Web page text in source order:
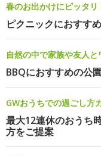
春のお出かけにピッタリ
ピクニックにおすす
自然の中で家族や友人と
BBQにおすすめの公
GWおうちでの過ごし方
最大12連休のおうち
方をご提案